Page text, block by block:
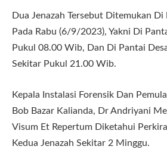
Dua Jenazah Tersebut Ditemukan Di
Pada Rabu (6/9/2023), Yakni Di
Pukul 08.00 Wib, Dan Di Pantai
Sekitar Pukul 21.00 Wib.
Kepala Instalasi Forensik Dan
Bob Bazar Kalianda, Dr Andriyani
Visum Et Repertum Diketahui
Kedua Jenazah Sekitar 2 Minggu.